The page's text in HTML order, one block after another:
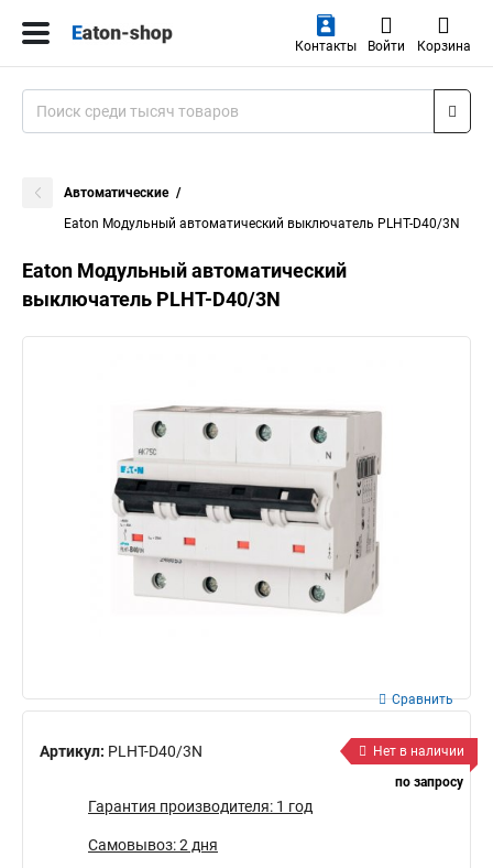
Контакты Войти Корзина
Автоматические
Eaton Модульный автоматический выключатель PLHT-D40/3N
Eaton Модульный автоматический
выключатель PLHT-D40/3N
Артикул: PLHT-D40/3N
Сравнить
Нет в наличии
по запросу
Гарантия производителя: 1 год
Самовывоз: 2 дня